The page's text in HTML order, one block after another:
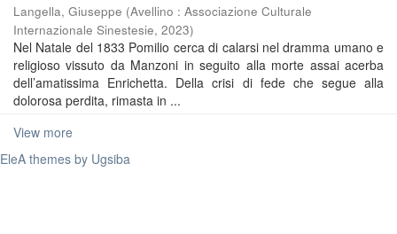
Langella, Giuseppe (Avellino : Associazione Culturale
Internazionale Sinestesie, 2023)
Nel Natale del 1833 Pomilio cerca di calarsi nel dramma umano e
religioso vissuto da Manzoni in seguito alla morte assai acerba
dell’amatissima Enrichetta. Della crisi di fede che segue alla
dolorosa perdita, rimasta in ...
View more
EleA themes by Ugsiba